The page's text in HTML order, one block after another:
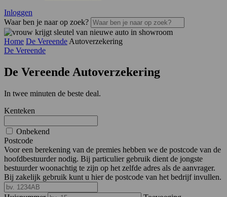
Inloggen
Waar ben je naar op zoek?
Home De Vereende Autoverzekering
De Vereende
De Vereende Autoverzekering
In twee minuten de beste deal.
Kenteken
Onbekend
Postcode
Voor een berekening van de premies hebben we de postcode van de
hoofdbestuurder nodig. Bij particulier gebruik dient de jongste
bestuurder woonachtig te zijn op het zelfde adres als de aanvrager.
Bij zakelijk gebruik kunt u hier de postcode van het bedrijf invullen.